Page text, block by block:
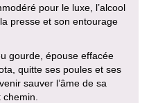
pour le luxe, l’alcool
presse et son entourage
gourde, épouse effacée
quitte ses poules et ses
sauver l’âme de sa